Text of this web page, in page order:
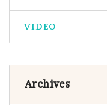
VIDEO
Archives